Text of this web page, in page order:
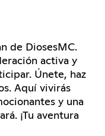
de DiosesMC.
activa y
Únete, haz
Aquí vivirás
y una
¡Tu aventura